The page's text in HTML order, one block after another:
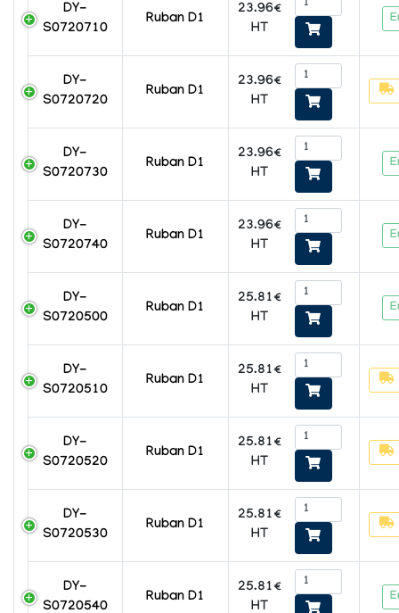
DY-
S0720710
Ruban D1
23.96€
HT
DY-
S0720720
Ruban D1
23.96€
HT
DY-
S0720730
Ruban D1
23.96€
HT
DY-
S0720740
Ruban D1
23.96€
HT
DY-
S0720500
Ruban D1
25.81€
HT
DY-
S0720510
Ruban D1
25.81€
HT
DY-
S0720520
Ruban D1
25.81€
HT
DY-
S0720530
Ruban D1
25.81€
HT
DY-
S0720540
Ruban D1
25.81€
HT